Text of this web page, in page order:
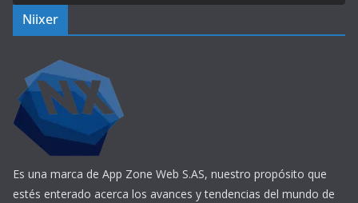
Niixer
Es una marca de App Zone Web S.AS, nuestro propósito que
estés enterado acerca los avances y tendencias del mundo de